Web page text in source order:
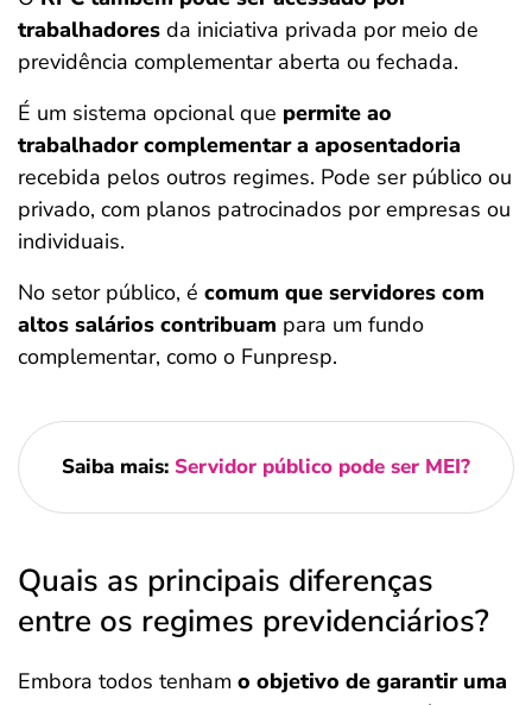
trabalhadores da iniciativa privada por meio de
previdência complementar aberta ou fechada.
É um sistema opcional que permite ao
trabalhador complementar a aposentadoria
recebida pelos outros regimes. Pode ser público ou
privado, com planos patrocinados por empresas ou
individuais.
No setor público, é comum que servidores com
altos salários contribuam para um fundo
complementar, como o Funpresp.
Saiba mais: Servidor público pode ser MEI?
Quais as principais diferenças
entre os regimes previdenciários?
Embora todos tenham o objetivo de garantir uma